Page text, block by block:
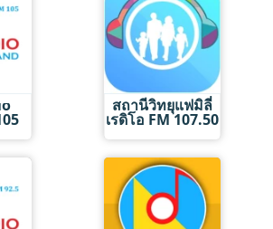
สถานีวิทยุแฟมิลี่
เรดิโอ FM 107.50